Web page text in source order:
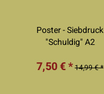
Poster - Siebdruck
"Schuldig" A2
7,50 € *14,99 € *